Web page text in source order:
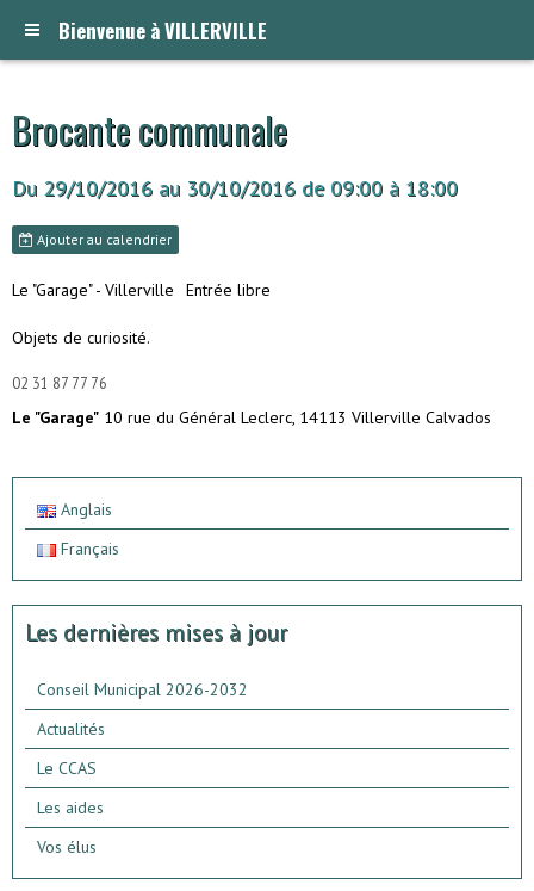
Bienvenue à VILLERVILLE
Brocante communale
Du 29/10/2016 au 30/10/2016 de 09:00 à 18:00
Ajouter au calendrier
Le "Garage" - Villerville Entrée libre
Objets de curiosité.
02 31 87 77 76
Le "Garage" 10 rue du Général Leclerc, 14113 Villerville Calvados
Anglais
Français
Les dernières mises à jour
Conseil Municipal 2026-2032
Actualités
Le CCAS
Les aides
Vos élus